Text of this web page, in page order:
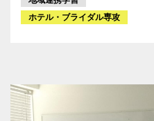
ホテル・ブライダル専攻